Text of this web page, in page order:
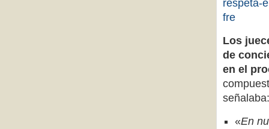
respeta-
fre
Los
de
en el
señalaba:
«En